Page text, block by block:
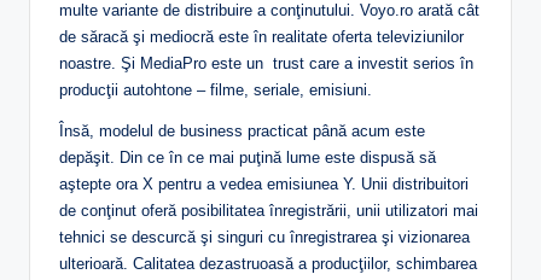
multe variante de distribuire a conţinutului. Voyo.ro arată cât
de săracă şi mediocră este în realitate oferta televiziunilor
noastre. Şi MediaPro este un trust care a investit serios în
producţii autohtone – filme, seriale, emisiuni.
Însă, modelul de business practicat până acum este
depăşit. Din ce în ce mai puţină lume este dispusă să
aştepte ora X pentru a vedea emisiunea Y. Unii distribuitori
de conţinut oferă posibilitatea înregistrării, unii utilizatori mai
tehnici se descurcă şi singuri cu înregistrarea şi vizionarea
ulterioară. Calitatea dezastruoasă a producţiilor, schimbarea